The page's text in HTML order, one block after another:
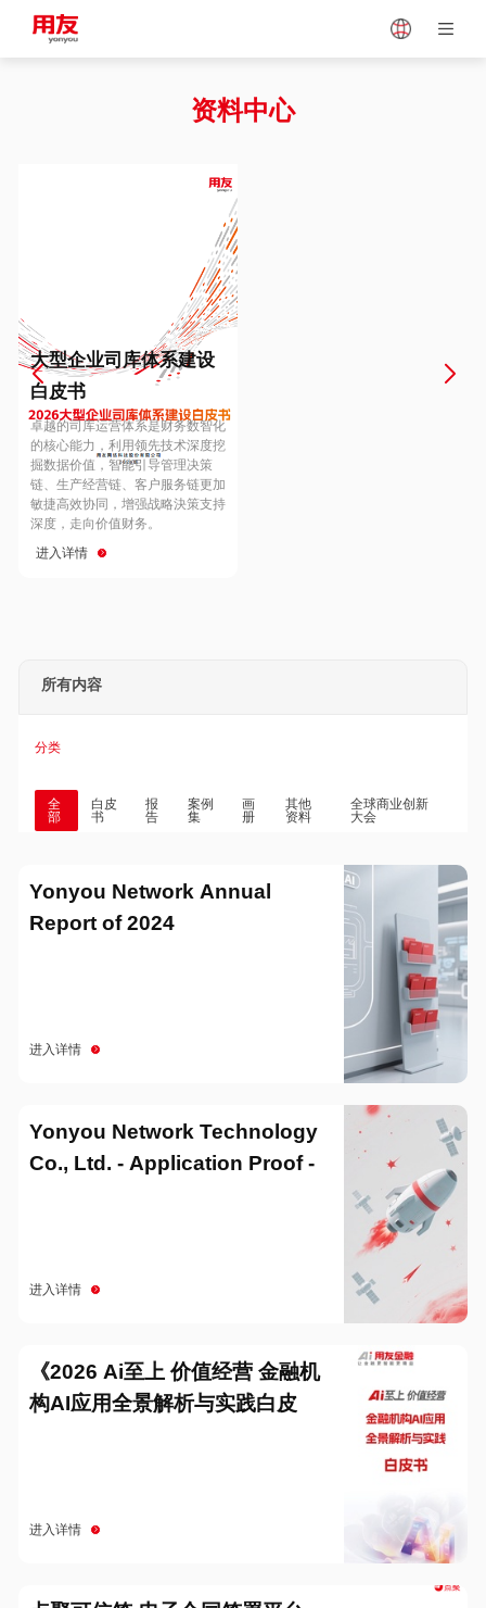
Vietnam
Europe
Hungary
Hong Kong
资料中心
大型企业司库体系建设
白皮书
卓越的司库运营体系是财务数智化
的核心能力，利用领先技术深度挖
掘数据价值，智能引导管理决策
链、生产经营链、客户服务链更加
敏捷高效协同，增强战略決策支持
深度，走向价值财务。
进入详情
所有内容
分类
全
部
白皮
书
报
告
案例
集
画
册
其他
资料
全球商业创新
大会
Yonyou Network Annual
Report of 2024
进入详情
Yonyou Network Technology
Co., Ltd. - Application Proof -
进入详情
《2026 Ai至上 价值经营 金融机
构AI应用全景解析与实践白皮
进入详情